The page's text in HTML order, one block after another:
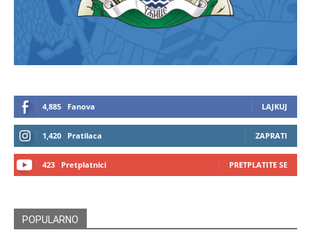
4,885 Fanova LAJKUJ
1,420 Pratilaca ZAPRATI
423 Pretplatnici PRETPLATITE SE
POPULARNO